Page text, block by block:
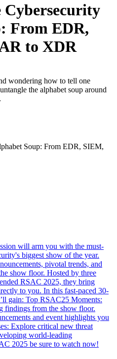
From EDR,
to XDR
wondering how to tell one
the alphabet soup around
Soup: From EDR, SIEM,
will arm you with the must-
biggest show of the year.
pivotal trends, and
show floor. Hosted by three
RSAC 2025, they bring
to you. In this fast-paced 30-
gain: Top RSAC25 Moments:
findings from the show floor.
and event highlights you
Explore critical new threat
world-leading
2025 be sure to watch now!